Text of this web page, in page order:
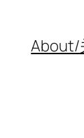
About/